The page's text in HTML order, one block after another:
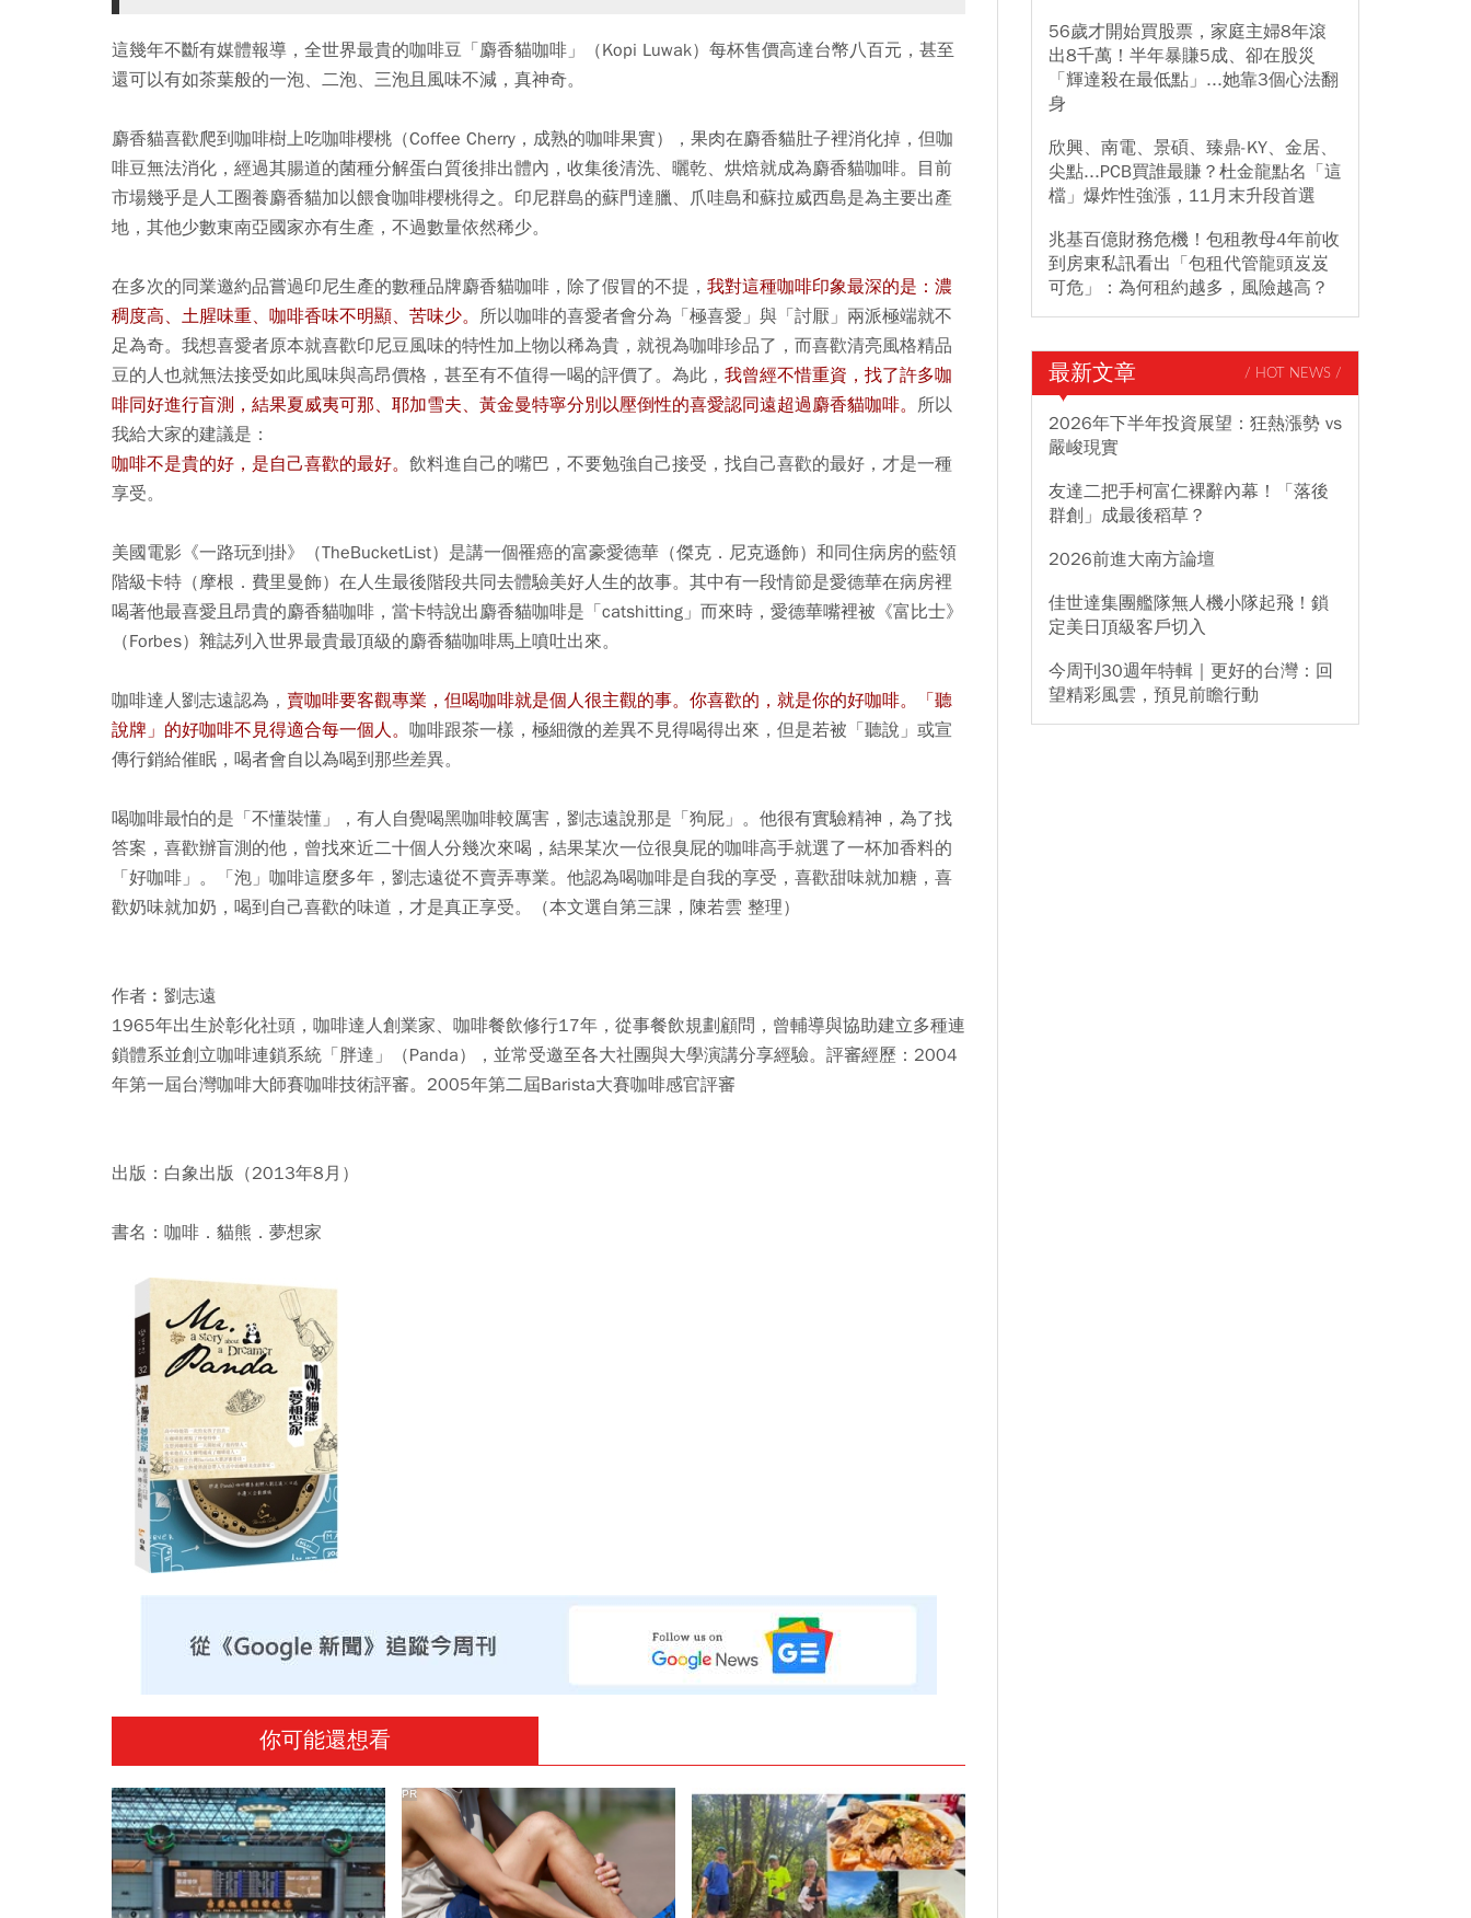
這幾年不斷有媒體報導，全世界最貴的咖啡豆「麝香貓咖啡」（Kopi Luwak）每杯售價高達台幣八百元，甚至
還可以有如茶葉般的一泡、二泡、三泡且風味不減，真神奇。
麝香貓喜歡爬到咖啡樹上吃咖啡櫻桃（Coffee Cherry，成熟的咖啡果實），果肉在麝香貓肚子裡消化掉，但咖
啡豆無法消化，經過其腸道的菌種分解蛋白質後排出體內，收集後清洗、曬乾、烘焙就成為麝香貓咖啡。目前
市場幾乎是人工圈養麝香貓加以餵食咖啡櫻桃得之。印尼群島的蘇門達臘、爪哇島和蘇拉威西島是為主要出產
地，其他少數東南亞國家亦有生產，不過數量依然稀少。
在多次的同業邀約品嘗過印尼生產的數種品牌麝香貓咖啡，除了假冒的不提， 我對這種咖啡印象最深的是：濃
稠度高、土腥味重、咖啡香味不明顯、苦味少。 所以咖啡的喜愛者會分為「極喜愛」與「討厭」兩派極端就不
足為奇。我想喜愛者原本就喜歡印尼豆風味的特性加上物以稀為貴，就視為咖啡珍品了，而喜歡清亮風格精品
豆的人也就無法接受如此風味與高昂價格，甚至有不值得一喝的評價了。為此， 我曾經不惜重資，找了許多咖
啡同好進行盲測，結果夏威夷可那、耶加雪夫、黃金曼特寧分別以壓倒性的喜愛認同遠超過麝香貓咖啡。 所以
我給大家的建議是：
咖啡不是貴的好，是自己喜歡的最好。 飲料進自己的嘴巴，不要勉強自己接受，找自己喜歡的最好，才是一種
享受。
美國電影《一路玩到掛》（TheBucketList）是講一個罹癌的富豪愛德華（傑克．尼克遜飾）和同住病房的藍領
階級卡特（摩根．費里曼飾）在人生最後階段共同去體驗美好人生的故事。其中有一段情節是愛德華在病房裡
喝著他最喜愛且昂貴的麝香貓咖啡，當卡特說出麝香貓咖啡是「catshitting」而來時，愛德華嘴裡被《富比士》
（Forbes）雜誌列入世界最貴最頂級的麝香貓咖啡馬上噴吐出來。
咖啡達人劉志遠認為， 賣咖啡要客觀專業，但喝咖啡就是個人很主觀的事。 你喜歡的，就是你的好咖啡。
「聽
說牌」的好咖啡不見得適合每一個人。 咖啡跟茶一樣，極細微的差異不見得喝得出來，但是若被「聽說」或宣
傳行銷給催眠，喝者會自以為喝到那些差異。
喝咖啡最怕的是「不懂裝懂」，有人自覺喝黑咖啡較厲害，劉志遠說那是「狗屁」。他很有實驗精神，為了找
答案，喜歡辦盲測的他，曾找來近二十個人分幾次來喝，結果某次一位很臭屁的咖啡高手就選了一杯加香料的
「好咖啡」。「泡」咖啡這麼多年，劉志遠從不賣弄專業。他認為喝咖啡是自我的享受，喜歡甜味就加糖，喜
歡奶味就加奶，喝到自己喜歡的味道，才是真正享受。（本文選自第三課，陳若雲 整理）
作者︰劉志遠
1965年出生於彰化社頭，咖啡達人創業家、咖啡餐飲修行17年，從事餐飲規劃顧問，曾輔導與協助建立多種連
鎖體系並創立咖啡連鎖系統「胖達」（Panda），並常受邀至各大社團與大學演講分享經驗。評審經歷：2004
年第一屆台灣咖啡大師賽咖啡技術評審。2005年第二屆Barista大賽咖啡感官評審
出版：白象出版（2013年8月）
書名：咖啡．貓熊．夢想家
你可能還想看
PR
56歲才開始買股票，家庭主婦8年滾
出8千萬！半年暴賺5成、卻在股災
「輝達殺在最低點」...她靠3個心法翻
身
欣興、南電、景碩、臻鼎-KY、金居、
尖點...PCB買誰最賺？杜金龍點名「這
檔」爆炸性強漲，11月末升段首選
兆基百億財務危機！包租教母4年前收
到房東私訊看出「包租代管龍頭岌岌
可危」：為何租約越多，風險越高？
最新文章 / HOT NEWS /
2026年下半年投資展望：狂熱漲勢 vs
嚴峻現實
友達二把手柯富仁裸辭內幕！「落後
群創」成最後稻草？
2026前進大南方論壇
佳世達集團艦隊無人機小隊起飛！鎖
定美日頂級客戶切入
今周刊30週年特輯｜更好的台灣：回
望精彩風雲，預見前瞻行動